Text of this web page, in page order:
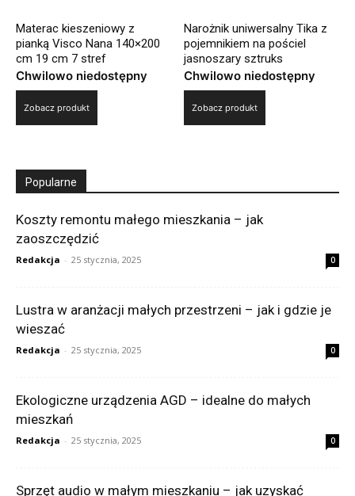
Materac kieszeniowy z
pianką Visco Nana 140×200
cm 19 cm 7 stref
Chwilowo niedostępny
Zobacz produkt
Narożnik uniwersalny Tika z
pojemnikiem na pościel
jasnoszary sztruks
Chwilowo niedostępny
Zobacz produkt
Popularne
Koszty remontu małego mieszkania – jak
zaoszczędzić
Redakcja - 25 stycznia, 2025 0
Lustra w aranżacji małych przestrzeni – jak i gdzie je
wieszać
Redakcja - 25 stycznia, 2025 0
Ekologiczne urządzenia AGD – idealne do małych
mieszkań
Redakcja - 25 stycznia, 2025 0
Sprzęt audio w małym mieszkaniu – jak uzyskać